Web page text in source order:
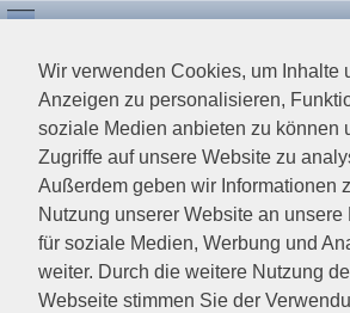
Wir verwenden Cookies, um Inhalte
Anzeigen zu personalisieren,
soziale Medien anbieten zu können
Zugriffe auf unsere Website zu
Außerdem geben wir Informationen
Nutzung unserer Website an unsere
für soziale Medien, Werbung und
weiter. Durch die weitere Nutzung
Webseite stimmen Sie der